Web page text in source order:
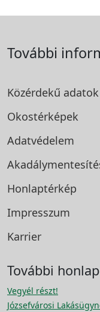
További
Közérdekű adatok
Okostérképek
Adatvédelem
Honlaptérkép
Impresszum
Karrier
További
Vegyél részt!
Józsefvárosi